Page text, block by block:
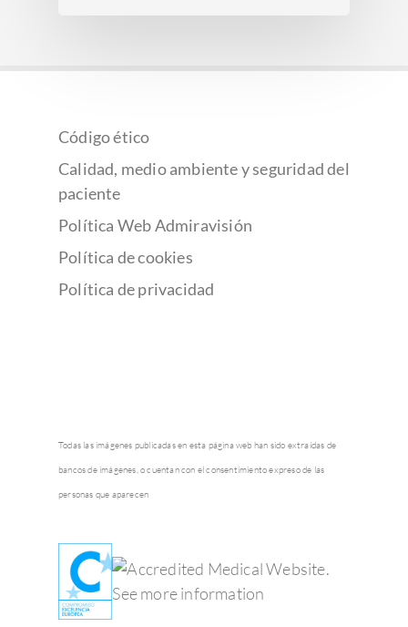
Código ético
Calidad, medio ambiente y seguridad del
paciente
Política Web Admiravisión
Política de cookies
Política de privacidad
Todas las imágenes publicadas en esta página web han sido extraídas de
bancos de imágenes, o cuentan con el consentimiento expreso de las
personas que aparecen